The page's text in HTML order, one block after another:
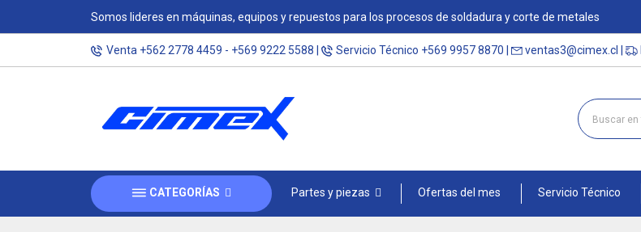
Somos lideres en máquinas, equipos y repuestos para los procesos de soldadura y corte de metales
Venta +562 2778 4459 - +569 9222 5588 Servicio Técnico +569 9957 8870 ventas3@cimex.cl
CATEGORÍAS Partes y piezas Ofertas del mes Servicio Técnico